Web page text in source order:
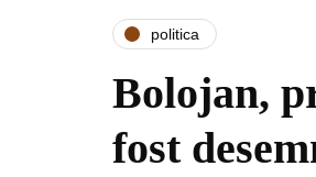
politica
Bolojan,
fost